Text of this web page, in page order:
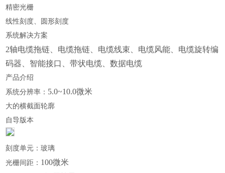
精密光栅
线性刻度、圆形刻度
系统解决方案
2轴电缆拖链、电缆拖链、电缆线束、电缆风能、电缆旋转编
码器、智能接口、带状电缆、数据电缆
产品介绍
系统分辨率： 5.0~10.0微米
大的横截面轮廓
自导版本
刻度单元：玻璃
光栅间距： 100微米